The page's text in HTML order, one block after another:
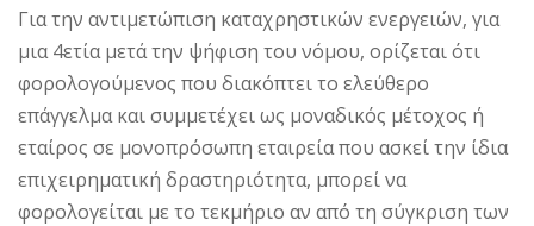
Για την αντιμετώπιση καταχρηστικών ενεργειών, για
μια 4ετία μετά την ψήφιση του νόμου, ορίζεται ότι
φορολογούμενος που διακόπτει το ελεύθερο
επάγγελμα και συμμετέχει ως μοναδικός μέτοχος ή
εταίρος σε μονοπρόσωπη εταιρεία που ασκεί την ίδια
επιχειρηματική δραστηριότητα, μπορεί να
φορολογείται με το τεκμήριο αν από τη σύγκριση των